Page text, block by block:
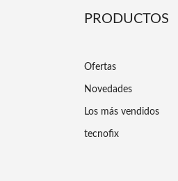
PRODUCTOS
Ofertas
Novedades
Los más vendidos
tecnofix